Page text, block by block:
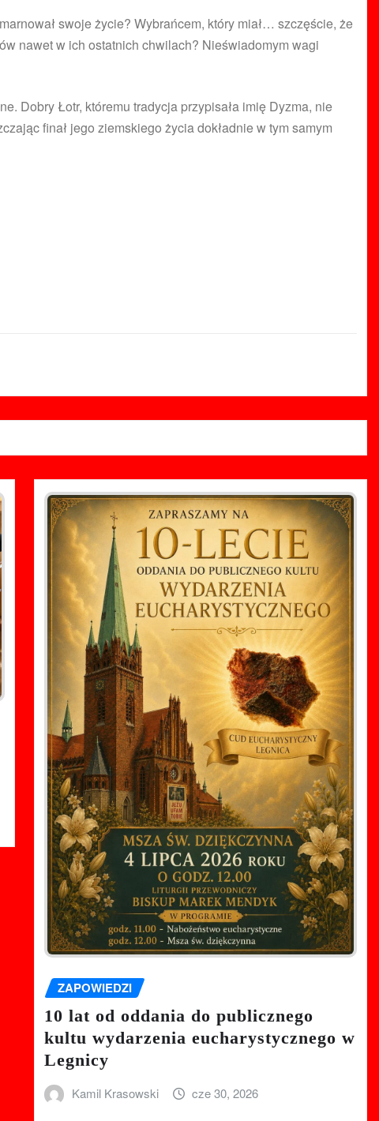
swoje życie? Wybrańcem, który miał… szczęście, że
nawet w ich ostatnich chwilach? Nieświadomym wagi
Dobry Łotr, któremu tradycja przypisała imię Dyzma, nie
finał jego ziemskiego życia dokładnie w tym samym
ZAPOWIEDZI
10 lat od oddania do publicznego
kultu wydarzenia eucharystycznego w
Legnicy
Kamil Krasowski cze 30, 2026